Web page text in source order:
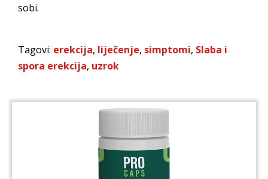
sobi.
Tagovi: erekcija, liječenje, simptomi, Slaba i
spora erekcija, uzrok